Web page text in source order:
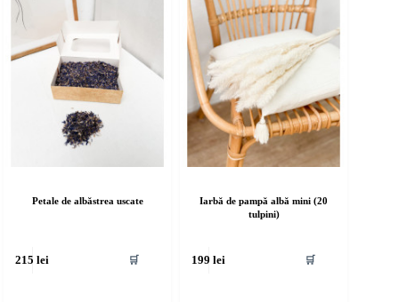
Petale de albăstrea uscate
215lei 🛒
Iarbă de pampă albă mini (20
tulpini)
199lei 🛒